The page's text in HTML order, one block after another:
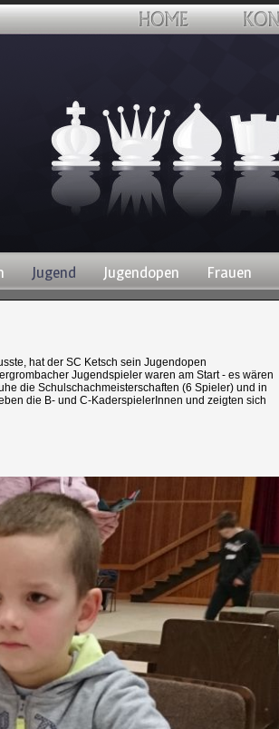
Jugend Jugendopen Frauen
hat der SC Ketsch sein Jugendopen
Jugendspieler waren am Start - es wären
die Schulschachmeisterschaften (6 Spieler) und in
die B- und C-KaderspielerInnen und zeigten sich